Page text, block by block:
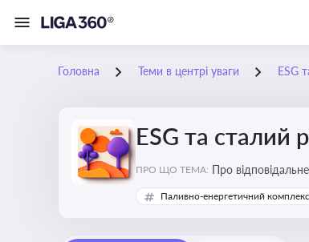
Головна Теми в центрі уваги ESG
ESG та сталий
ПРО ЩО ТЕМА: Про
Паливно-енергетичний комплекс